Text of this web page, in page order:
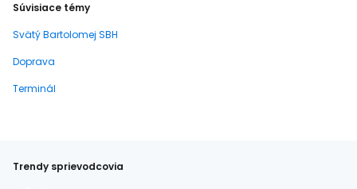
Súvisiace témy
Svätý Bartolomej SBH
Doprava
Terminál
Trendy sprievodcovia